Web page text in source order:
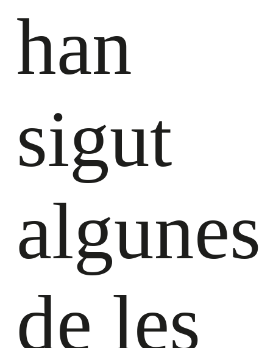
han
sigut
algunes
de les